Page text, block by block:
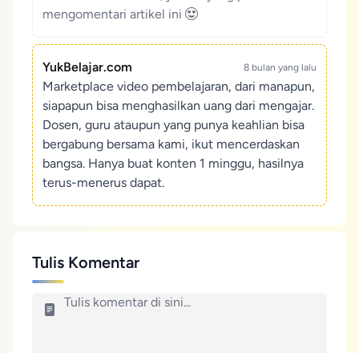
mengomentari artikel ini
YukBelajar.com 8 bulan yang lalu
Marketplace video pembelajaran, dari manapun,
siapapun bisa menghasilkan uang dari mengajar.
Dosen, guru ataupun yang punya keahlian bisa
bergabung bersama kami, ikut mencerdaskan
bangsa. Hanya buat konten 1 minggu, hasilnya
terus-menerus dapat.
Tulis Komentar